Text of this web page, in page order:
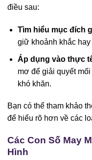
điều sau:
Tìm hiểu mục đích
giữ khoảnh khắc
Áp dụng vào thực
mơ để giải quyết
khó khăn.
Bạn có thể tham khảo
để hiểu rõ hơn về các
Các Con Số May
Hình